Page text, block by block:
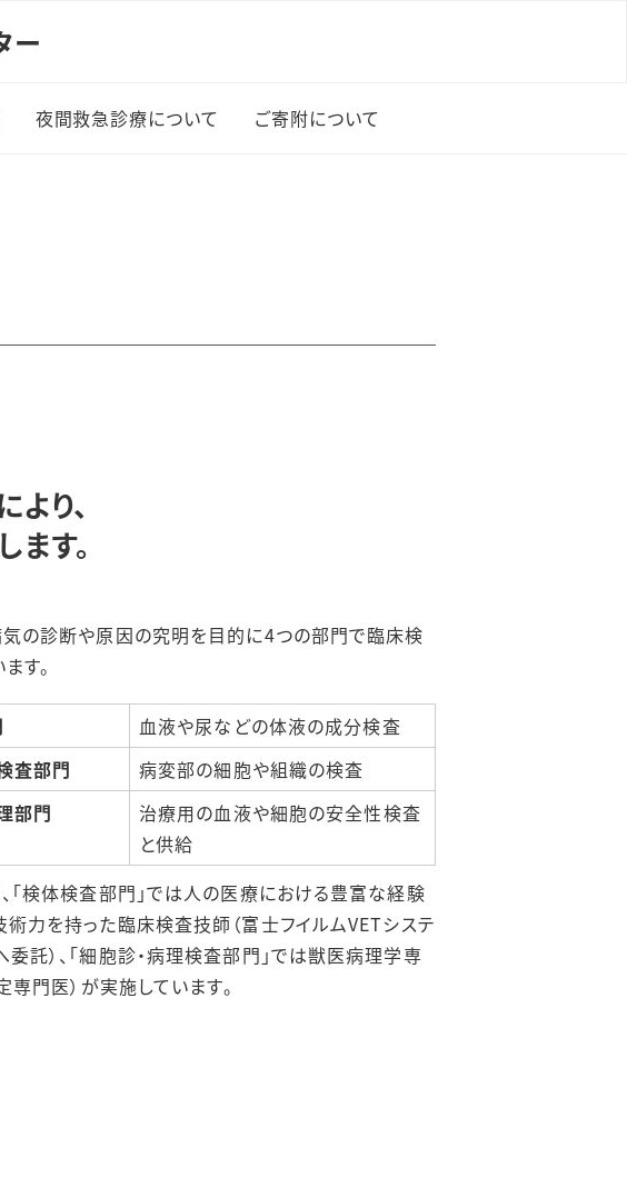
ー
夜間救急診療について ご寄附について
り、
す。
気の診断や原因の究明を目的に4つの部門で臨床検
す。
血液や尿などの体液の成分検査
査部門
病変部の細胞や組織の検査
部門
治療用の血液や細胞の安全性検査
と供給
「検体検査部門」では人の医療における豊富な経験
術力を持った臨床検査技師（富士フイルムVETシステ
託）、「細胞診・病理検査部門」では獣医病理学専
専門医）が実施しています。